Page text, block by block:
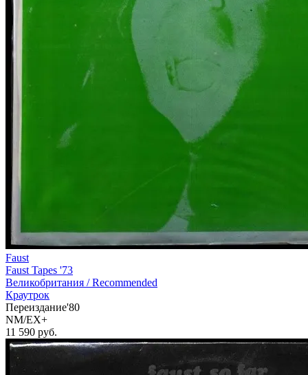
Faust
Faust Tapes '73
Великобритания /Recommended
Краутрок
Переиздание'80
NM/EX+
11 590 руб.